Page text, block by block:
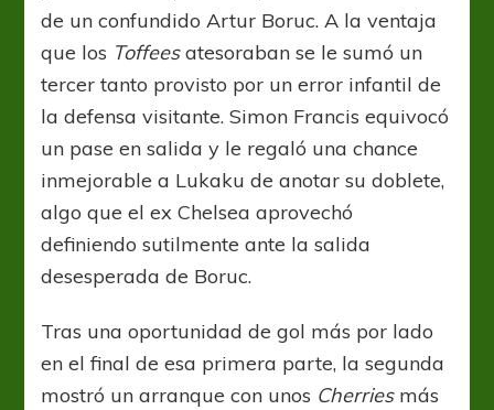
de un confundido Artur Boruc. A la ventaja
que los Toffeesatesoraban se le sumó un
tercer tanto provisto por un error infantil de
la defensa visitante. Simon Francis equivocó
un pase en salida y le regaló una chance
inmejorable a Lukaku de anotar su doblete,
algo que el ex Chelsea aprovechó
definiendo sutilmente ante la salida
desesperada de Boruc.
Tras una oportunidad de gol más por lado
en el final de esa primera parte, la segunda
mostró un arranque con unos Cherries más